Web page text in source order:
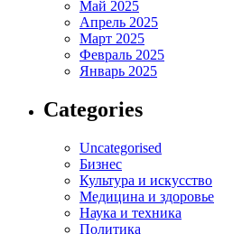
Май 2025
Апрель 2025
Март 2025
Февраль 2025
Январь 2025
Categories
Uncategorised
Бизнес
Культура и искусство
Медицина и здоровье
Наука и техника
Политика